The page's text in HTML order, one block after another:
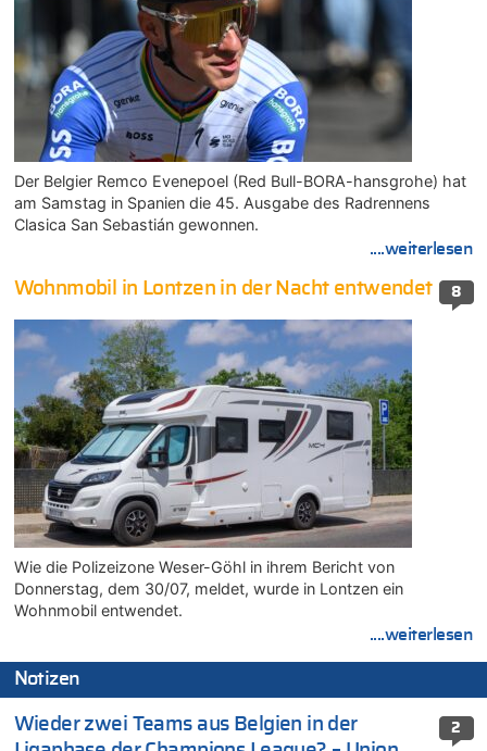
Der Belgier Remco Evenepoel (Red Bull-BORA-hansgrohe) hat
am Samstag in Spanien die 45. Ausgabe des Radrennens
Clasica San Sebastián gewonnen.
....weiterlesen
8
Wohnmobil in Lontzen in der Nacht entwendet
Wie die Polizeizone Weser-Göhl in ihrem Bericht von
Donnerstag, dem 30/07, meldet, wurde in Lontzen ein
Wohnmobil entwendet.
....weiterlesen
Notizen
2
Wieder zwei Teams aus Belgien in der